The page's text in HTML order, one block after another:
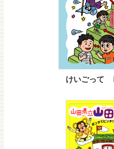
けいごって